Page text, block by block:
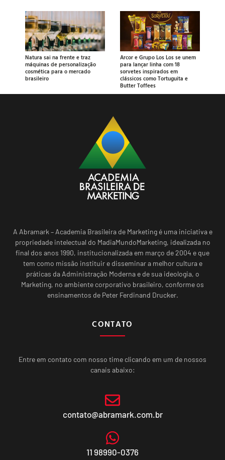
Natura sai na frente e traz
máquinas de personalização
cosmética para o mercado
brasileiro
Arcor e Grupo Los Los se unem
para lançar linha com 18
sorvetes inspirados em
clássicos como Tortuguita e
Butter Toffees
A Abramark – Academia Brasileira de Marketing é uma iniciativa e
propriedade intelectual do MadiaMundoMarketing, idealizada no
final dos anos 1990, institucionalizada em março de 2004 e que
tem como missão instituir e disseminar a melhor cultura e
práticas da Administração Moderna e de sua ideologia, o
Marketing, no ambiente corporativo brasileiro, conforme os
ensinamentos de Peter Ferdinand Drucker.
CONTATO
Entre em contato com nosso time clicando em um de nossos
canais abaixo:
contato@abramark.com.br
11 98990-0376